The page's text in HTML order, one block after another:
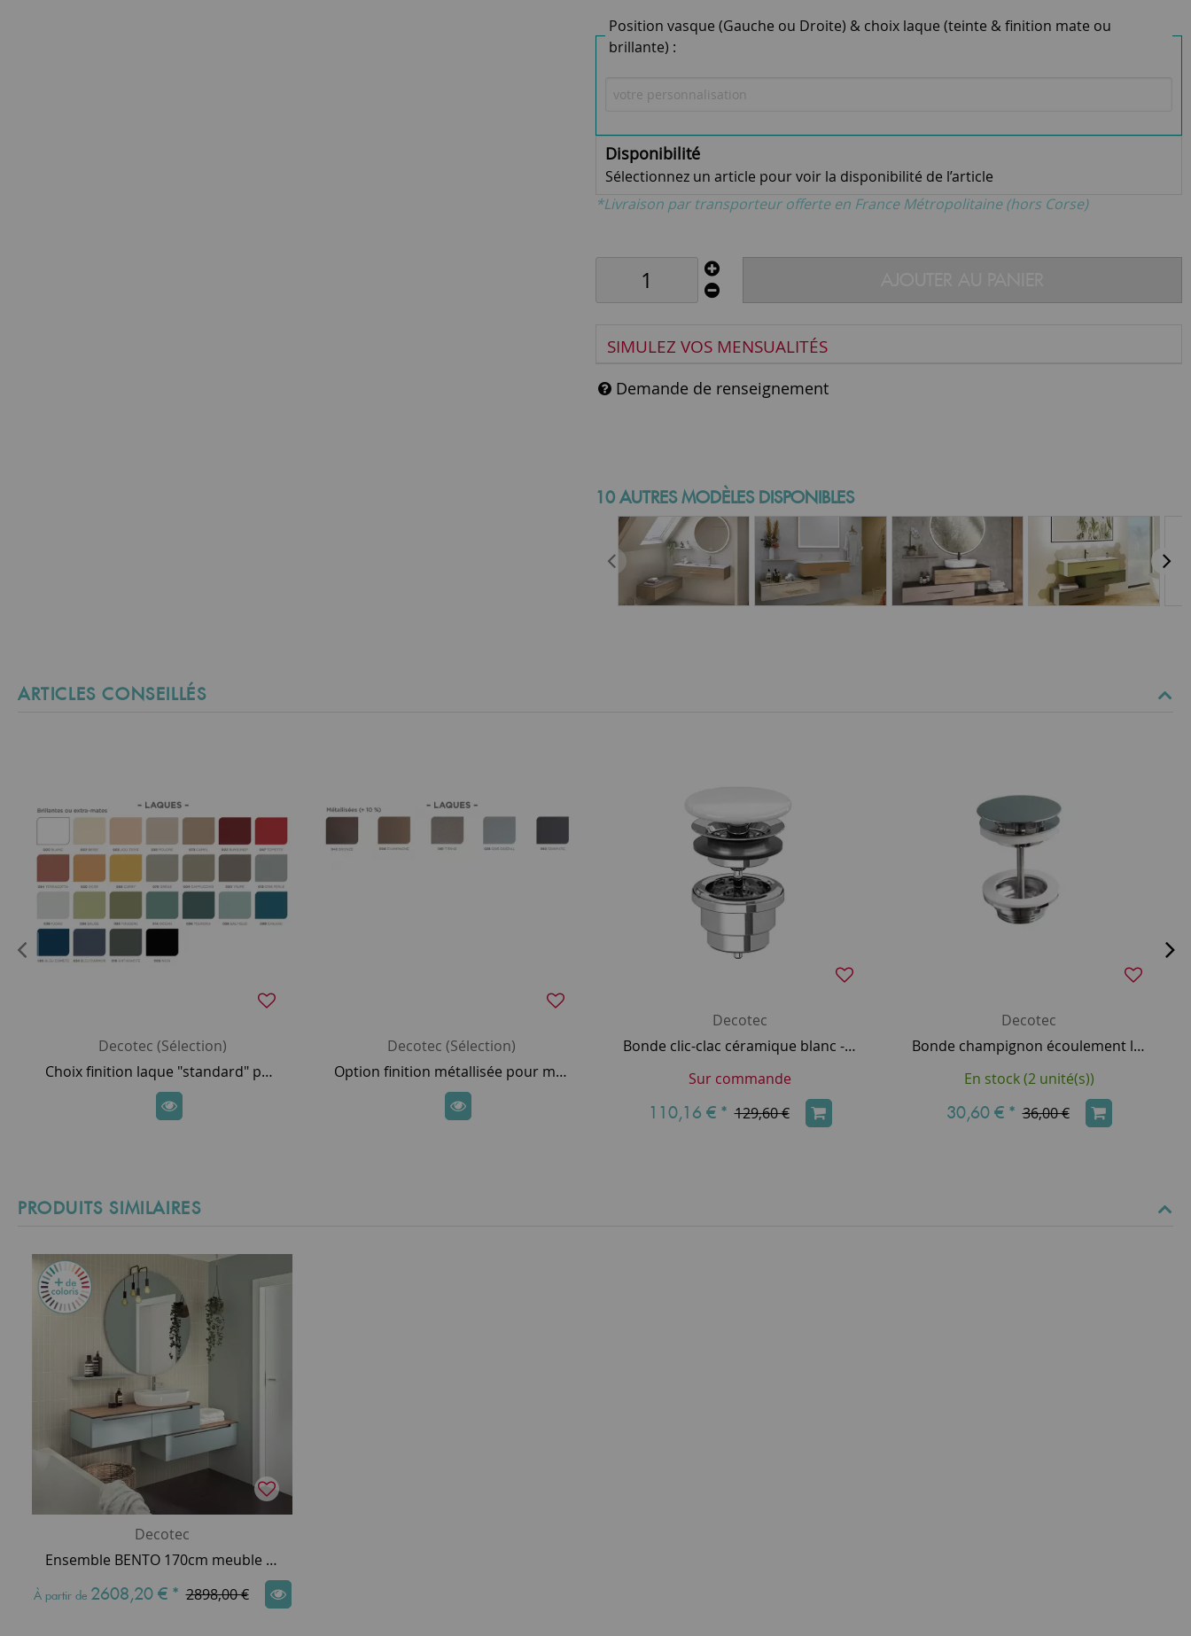
Position vasque (Gauche ou Droite) & choix laque (teinte & finition mate ou
brillante) :
Disponibilité
Sélectionnez un article pour voir la disponibilité de l’article
*Livraison par transporteur offerte en France Métropolitaine (hors Corse)
SIMULEZ VOS MENSUALITÉS
Demande de renseignement
10 AUTRES MODÈLES DISPONIBLES
ARTICLES CONSEILLÉS
Decotec (Sélection)
Choix finition laque "standard" pour meuble DECOTEC
Decotec (Sélection)
Option finition métallisée pour meuble laqué DECOTEC (10% de plus-value) - SUR DEVIS
Decotec
Bonde clic-clac céramique blanc - DECOTEC Réf. 143457100015
Sur commande
110,16 € * 129,60 €
Decotec
Bonde champignon écoulement libre Chromé - DECOTEC Réf. 143457100010
En stock (2 unité(s))
30,60 € * 36,00 €
PRODUITS SIMILAIRES
Decotec
Ensemble BENTO 170cm meuble 2 tiroirs 120cm + module 1 tiroir 100cm / Plan compact + vasque - Laque au choix - DECOTEC
À partir de 2608,20 € * 2898,00 €